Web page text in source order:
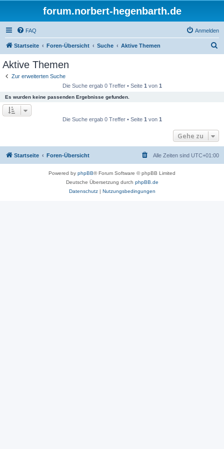
forum.norbert-hegenbarth.de
FAQ Anmelden
Startseite Foren-Übersicht Suche Aktive Themen
Aktive Themen
Zur erweiterten Suche
Die Suche ergab 0 Treffer • Seite 1 von 1
Es wurden keine passenden Ergebnisse gefunden.
Die Suche ergab 0 Treffer • Seite 1 von 1
Gehe zu
Startseite Foren-Übersicht Alle Zeiten sind UTC+01:00
Powered by phpBB® Forum Software © phpBB Limited
Deutsche Übersetzung durch phpBB.de
Datenschutz| Nutzungsbedingungen